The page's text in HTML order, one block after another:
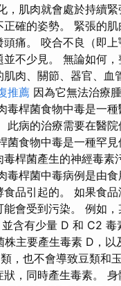
，肌肉就會處於持續
確的姿勢。 緊張的
頭痛。 咬合不良（即
並不少見。 無論如何
肉、關節、器官、血
推薦 因為它無法治療
毒桿菌食物中毒是一種
此病的治療需要在醫
菌食物中毒是一種罕見
毒桿菌產生的神經毒素
毒桿菌中毒病例是由
品引起的。 如果食
能會受到污染。 例如
含有少量 D 和 C2 毒
主要產生毒素 D，以
，也不會導致豆類和
狀，同時產生毒素。